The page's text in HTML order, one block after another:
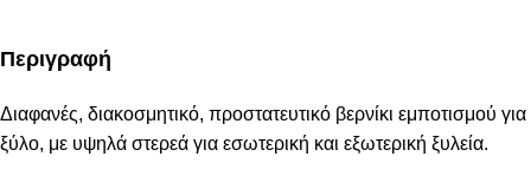
Περιγραφή
Διαφανές, διακοσμητικό, προστατευτικό βερνίκι εμποτισμού για
ξύλο, με υψηλά στερεά για εσωτερική και εξωτερική ξυλεία.